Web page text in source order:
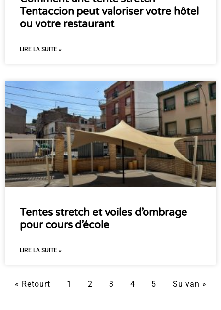
Tentaccion peut valoriser votre hôtel
ou votre restaurant
LIRE LA SUITE »
Tentes stretch et voiles d’ombrage
pour cours d’école
LIRE LA SUITE »
« Retourt 1 2 3 4 5 Suivan »